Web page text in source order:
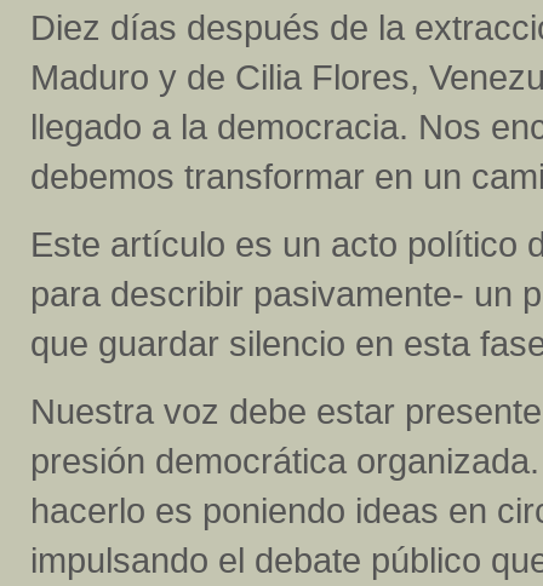
Diez días después de la
Maduro y de Cilia Flores,
llegado a la democracia. Nos
debemos transformar en un
Este artículo es un acto político
para describir pasivamente- un
que guardar silencio en esta
Nuestra voz debe estar
presión democrática
hacerlo es poniendo ideas en
impulsando el debate público